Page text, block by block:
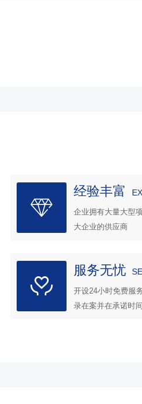
经验丰富
企业拥有大量大型
大企业的供应商
服务无忧
开设24小时免费服
录在案并在承诺时